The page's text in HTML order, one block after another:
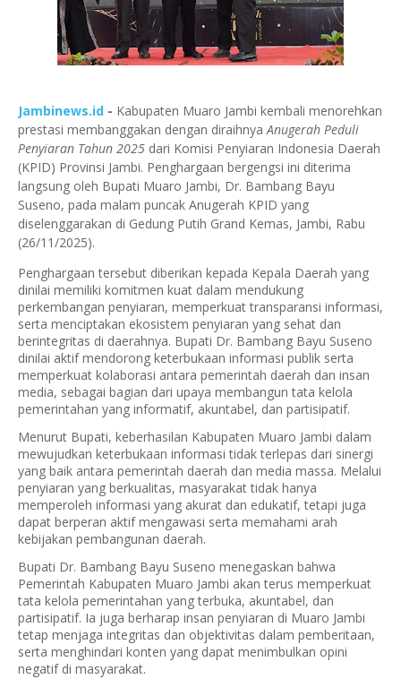
Jambinews.id - Kabupaten Muaro Jambi kembali menorehkan
prestasi membanggakan dengan diraihnyaAnugerah Peduli
Penyiaran Tahun 2025 dari Komisi Penyiaran Indonesia Daerah
(KPID) Provinsi Jambi. Penghargaan bergengsi ini diterima
langsung oleh Bupati Muaro Jambi, Dr. Bambang Bayu
Suseno, pada malam puncak Anugerah KPID yang
diselenggarakan di Gedung Putih Grand Kemas, Jambi, Rabu
(26/11/2025).
Penghargaan tersebut diberikan kepada Kepala Daerah yang
dinilai memiliki komitmen kuat dalam mendukung
perkembangan penyiaran, memperkuat transparansi informasi,
serta menciptakan ekosistem penyiaran yang sehat dan
berintegritas di daerahnya. Bupati Dr. Bambang Bayu Suseno
dinilai aktif mendorong keterbukaan informasi publik serta
memperkuat kolaborasi antara pemerintah daerah dan insan
media, sebagai bagian dari upaya membangun tata kelola
pemerintahan yang informatif, akuntabel, dan partisipatif.
Menurut Bupati, keberhasilan Kabupaten Muaro Jambi dalam
mewujudkan keterbukaan informasi tidak terlepas dari sinergi
yang baik antara pemerintah daerah dan media massa. Melalui
penyiaran yang berkualitas, masyarakat tidak hanya
memperoleh informasi yang akurat dan edukatif, tetapi juga
dapat berperan aktif mengawasi serta memahami arah
kebijakan pembangunan daerah.
Bupati Dr. Bambang Bayu Suseno menegaskan bahwa
Pemerintah Kabupaten Muaro Jambi akan terus memperkuat
tata kelola pemerintahan yang terbuka, akuntabel, dan
partisipatif. Ia juga berharap insan penyiaran di Muaro Jambi
tetap menjaga integritas dan objektivitas dalam pemberitaan,
serta menghindari konten yang dapat menimbulkan opini
negatif di masyarakat.